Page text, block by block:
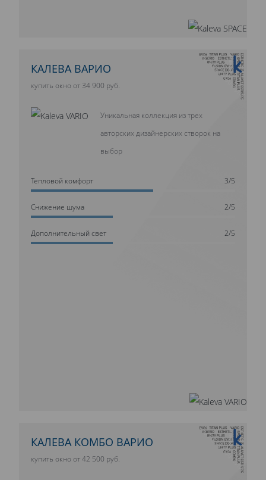
10 ЛЕТ ГАРАНТИИ
КАЛЕВА ВАРИО
купить окно от 34 900 руб.
Уникальная коллекция из трех
авторских дизайнерских створок на
выбор
Тепловой комфорт 3/5
Cнижение шума 2/5
Дополнительный свет 2/5
10 ЛЕТ ГАРАНТИИ
КАЛЕВА КОМБО ВАРИО
купить окно от 42 500 руб.